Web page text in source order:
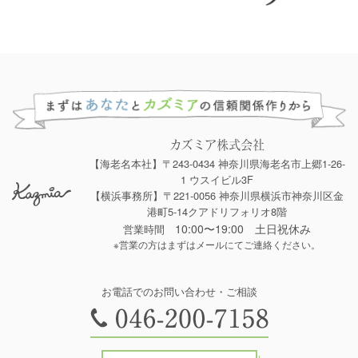
カズミア株式会社
【海老名本社】〒243-0434 神奈川県海老名市上郷1-26-
1 ウスイビル3F
【横浜事務所】〒221-0056 神奈川県横浜市神奈川区金
港町5-14クアドリフォリオ8階
営業時間 10:00〜19:00 土日祝休み
※営業の方はまずはメールにてご連絡ください。
お電話でのお問い合わせ・ご相談